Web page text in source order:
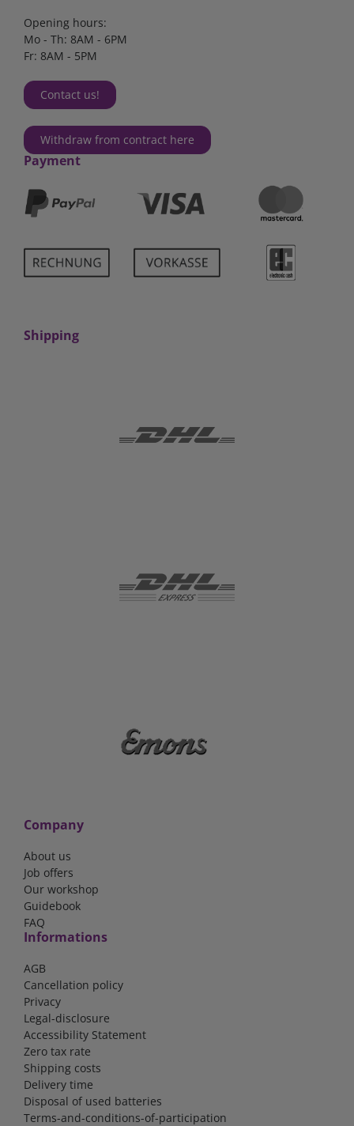
Opening hours:
Mo - Th: 8AM - 6PM
Fr: 8AM - 5PM
Contact us!
Withdraw from contract here
Payment
Shipping
Company
About us
Job offers
Our workshop
Guidebook
FAQ
Informations
AGB
Cancellation policy
Privacy
Legal-disclosure
Accessibility Statement
Zero tax rate
Shipping costs
Delivery time
Disposal of used batteries
Terms-and-conditions-of-participation